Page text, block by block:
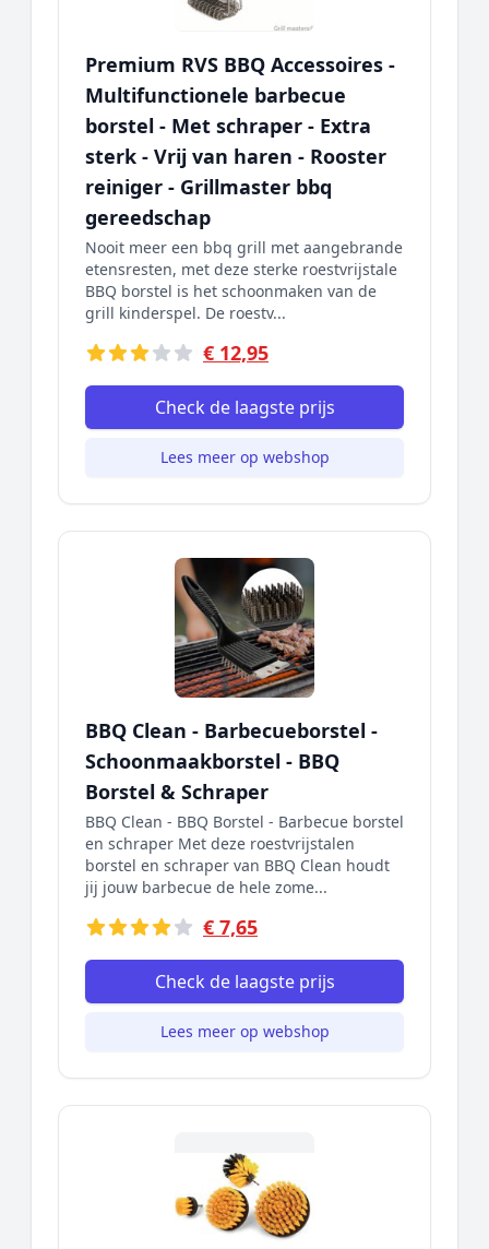
Premium RVS BBQ Accessoires -
Multifunctionele barbecue
borstel - Met schraper - Extra
sterk - Vrij van haren - Rooster
reiniger - Grillmaster bbq
gereedschap
Nooit meer een bbq grill met aangebrande
etensresten, met deze sterke roestvrijstale
BBQ borstel is het schoonmaken van de
grill kinderspel. De roestv...
€ 12,95
Check de laagste prijs
Lees meer op webshop
BBQ Clean - Barbecueborstel -
Schoonmaakborstel - BBQ
Borstel & Schraper
BBQ Clean - BBQ Borstel - Barbecue borstel
en schraper Met deze roestvrijstalen
borstel en schraper van BBQ Clean houdt
jij jouw barbecue de hele zome...
€ 7,65
Check de laagste prijs
Lees meer op webshop